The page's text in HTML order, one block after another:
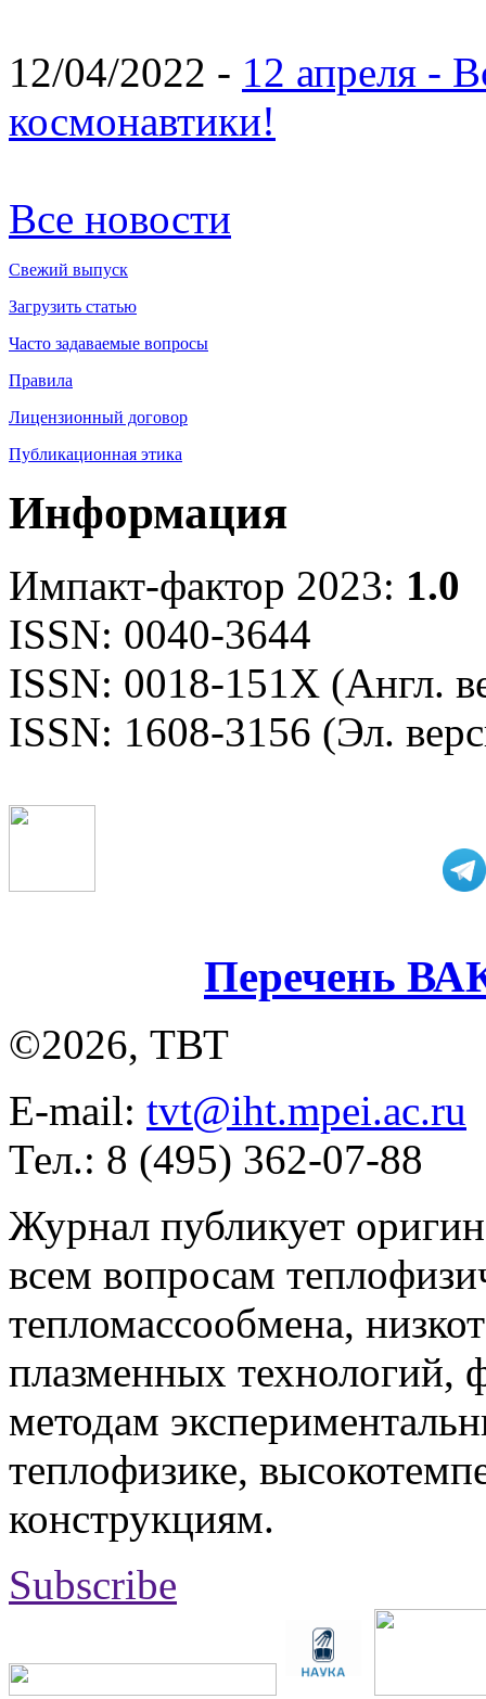
12/04/2022 - 12 апреля -
космонавтики!
Все новости
Свежий выпуск
Загрузить статью
Часто задаваемые вопросы
Правила
Лицензионный договор
Публикационная этика
Информация
Импакт-фактор 2023: 1.0
ISSN: 0040-3644
ISSN: 0018-151X (Англ.
ISSN: 1608-3156 (Эл.
Перечень
©2026, ТВТ
E-mail: tvt@iht.mpei.ac.ru
Тел.: 8 (495) 362-07-88
Журнал публикует
всем вопросам
тепломассообмена,
плазменных технологий,
методам
теплофизике,
конструкциям.
Subscribe